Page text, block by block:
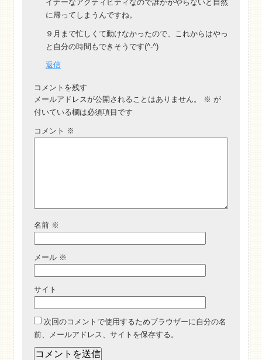
イナーなアクティビティなので誰かがやらないと自然
に帰ってしまうんですね。
９月まで忙しくて動けなかったので、これからはやっ
と自分の時間もできそうです(^-^)
返信
コメントを残す
メールアドレスが公開されることはありません。
※ が
付いている欄は必須項目です
コメント ※
名前 ※
メール ※
サイト
次回のコメントで使用するためブラウザーに自分の名
前、メールアドレス、サイトを保存する。